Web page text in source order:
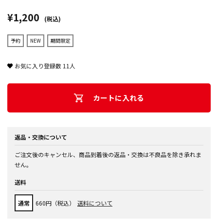
¥1,200 (税込)
予約 NEW 期間限定
お気に入り登録数 11 人
カートに入れる
返品・交換について
ご注文後のキャンセル、商品到着後の返品・交換は不良品を除き承れま
せん。
送料
通常 660円（税込） 送料について